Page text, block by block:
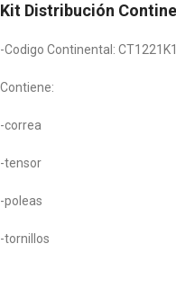
Kit Distribución
-Codigo Continental: CT1221K1
Contiene:
-correa
-tensor
-poleas
-tornillos